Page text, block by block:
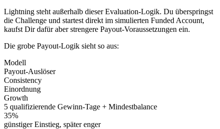
Lightning steht außerhalb dieser Evaluation-Logik. Du überspringst
die Challenge und startest direkt im simulierten Funded Account,
kaufst Dir dafür aber strengere Payout-Voraussetzungen ein.
Die grobe Payout-Logik sieht so aus:
Modell
Payout-Auslöser
Consistency
Einordnung
Growth
5 qualifizierende Gewinn-Tage + Mindestbalance
35%
günstiger Einstieg, später enger